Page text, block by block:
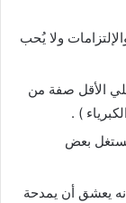
ولا يُحب
الأقل صفة من
) .
بعض
يعشق أن يمدحة